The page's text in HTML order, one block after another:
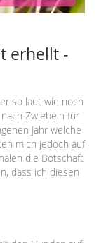
erhellt -
so laut wie noch
Zwiebeln für
Jahr welche
mich jedoch auf
die Botschaft
dass ich diesen